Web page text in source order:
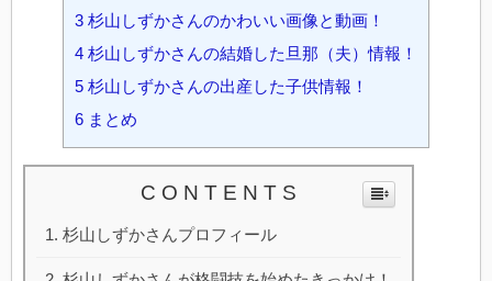
3 杉山しずかさんのかわいい画像と動画！
4 杉山しずかさんの結婚した旦那（夫）情報！
5 杉山しずかさんの出産した子供情報！
6 まとめ
C O N T E N T S
杉山しずかさんプロフィール